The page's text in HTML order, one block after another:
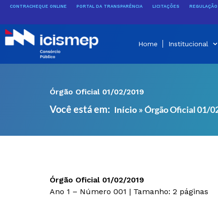
conteúdo
CONTRACHEQUE ONLINE PORTAL DA TRANSPARÊNCIA LICITAÇÕES
Home Institucional
Órgão Oficial 01/02/2019
Você está em: Início »Órgão Oficial 01/
Órgão Oficial 01/02/2019
Ano 1 – Número 001 | Tamanho: 2 páginas